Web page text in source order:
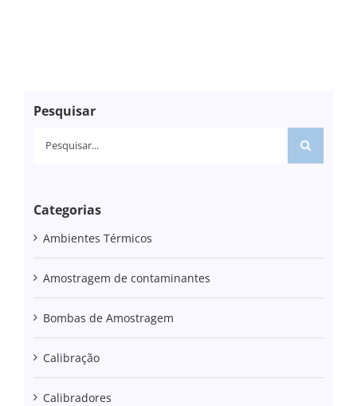
Pesquisar
Pesquisar
Categorias
Ambientes Térmicos
Amostragem de contaminantes
Bombas de Amostragem
Calibração
Calibradores